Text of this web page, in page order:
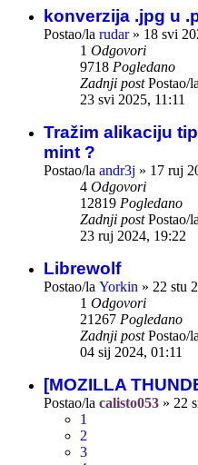
konverzija .jpg u
Postao/la rudar» 18 svi
1 Odgovori
9718 Pogledano
Zadnji postPostao/la
23 svi 2025, 11:11
Tražim alikaciju
mint ?
Postao/la andr3j » 17 ruj
4 Odgovori
12819 Pogledano
Zadnji postPostao/la
23 ruj 2024, 19:22
Librewolf
Postao/la Yorkin » 22 stu
1 Odgovori
21267 Pogledano
Zadnji postPostao/la
04 sij 2024, 01:11
[MOZILLA
Postao/la calisto053 » 22
1
2
3